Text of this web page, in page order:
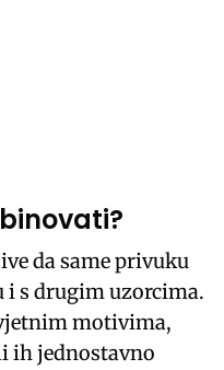
da same privuku
i s drugim uzorcima.
motivima,
ih jednostavno